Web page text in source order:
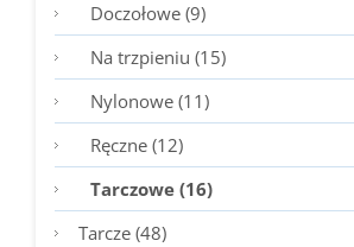
Doczołowe (9)
Na trzpieniu (15)
Nylonowe (11)
Ręczne (12)
Tarczowe (16)
Tarcze (48)